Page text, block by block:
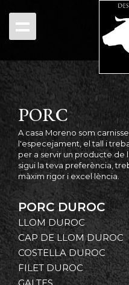
PORC
A casa Moreno som
l'especejament, el tall i
per a servir un producte de
sigui la teva preferència,
màxim rigor i excel·lència.
PORC DUROC
LLOM DUROC
CAP DE LLOM DUROC
COSTELLA DUROC
FILET DUROC